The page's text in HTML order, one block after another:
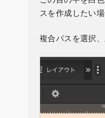
スを作成したい
複合パスを選択